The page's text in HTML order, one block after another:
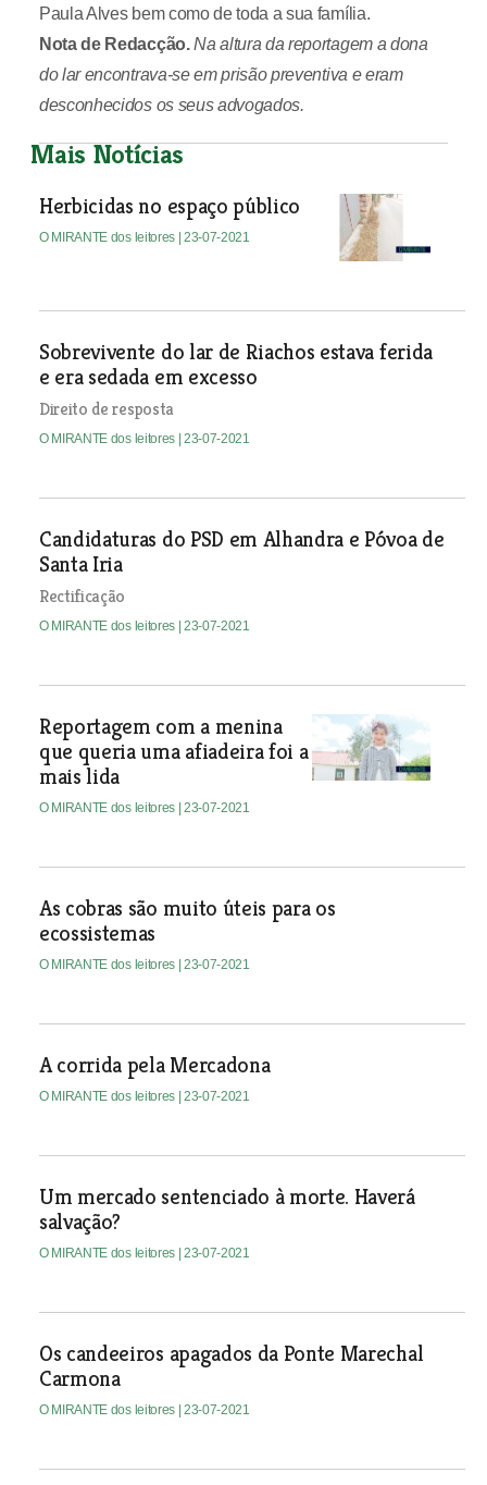
Paula Alves bem como de toda a sua família.
Nota de Redacção.Na altura da reportagem a dona
do lar encontrava-se em prisão preventiva e eram
desconhecidos os seus advogados.
Mais Notícias
Herbicidas no espaço público
O MIRANTE dos leitores | 23-07-2021
Sobrevivente do lar de Riachos estava ferida
e era sedada em excesso
Direito de resposta
O MIRANTE dos leitores | 23-07-2021
Candidaturas do PSD em Alhandra e Póvoa de
Santa Iria
Rectificação
O MIRANTE dos leitores | 23-07-2021
Reportagem com a menina
que queria uma afiadeira foi a
mais lida
O MIRANTE dos leitores | 23-07-2021
As cobras são muito úteis para os
ecossistemas
O MIRANTE dos leitores | 23-07-2021
A corrida pela Mercadona
O MIRANTE dos leitores | 23-07-2021
Um mercado sentenciado à morte. Haverá
salvação?
O MIRANTE dos leitores | 23-07-2021
Os candeeiros apagados da Ponte Marechal
Carmona
O MIRANTE dos leitores | 23-07-2021